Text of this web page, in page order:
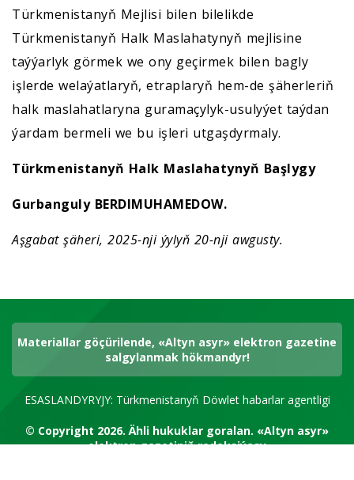
Türkmenistanyň Mejlisi bilen bilelikde
Türkmenistanyň Halk Maslahatynyň mejlisine
taýýarlyk görmek we ony geçirmek bilen bagly
işlerde welaýatlaryň, etraplaryň hem-de şäherleriň
halk maslahatlaryna guramaçylyk-usulyýet taýdan
ýardam bermeli we bu işleri utgaşdyrmaly.
Türkmenistanyň Halk Maslahatynyň Başlygy
Gurbanguly BERDIMUHAMEDOW.
Aşgabat şäheri, 2025-nji ýylyň 20-nji awgusty.
Materiallar göçürilende, «Altyn asyr» elektron gazetine
salgylanmak hökmandyr!
ESASLANDYRYJY: Türkmenistanyň Döwlet habarlar agentligi
© Copyright 2026.Ähli hukuklar goralan. «Altyn asyr»
elektron gazetiniň redaksiýasy